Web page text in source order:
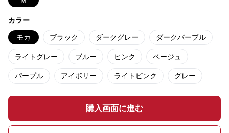
カラー
モカ ブラック ダークグレー ダークパープル
ライトグレー ブルー ピンク ベージュ
パープル アイボリー ライトピンク グレー
購入画面に進む